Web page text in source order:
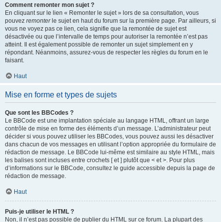
Comment remonter mon sujet ?
En cliquant sur le lien « Remonter le sujet » lors de sa consultation, vous
pouvez remonterle sujet en haut du forum sur la première page. Par ailleurs, si
vous ne voyez pas ce lien, cela signifie que la remontée de sujet est
désactivée ou que l’intervalle de temps pour autoriser la remontée n’est pas
atteint. Il est également possible de remonter un sujet simplement en y
répondant. Néanmoins, assurez-vous de respecter les règles du forum en le
faisant.
Haut
Mise en forme et types de sujets
Que sont les BBCodes ?
Le BBCode est une implantation spéciale au langage HTML, offrant un large
contrôle de mise en forme des éléments d’un message. L’administrateur peut
décider si vous pouvez utiliser les BBCodes, vous pouvez aussi les désactiver
dans chacun de vos messages en utilisant l’option appropriée du formulaire de
rédaction de message. Le BBCode lui-même est similaire au style HTML, mais
les balises sont incluses entre crochets [ et ] plutôt que < et >. Pour plus
d’informations sur le BBCode, consultez le guide accessible depuis la page de
rédaction de message.
Haut
Puis-je utiliser le HTML ?
Non, il n’est pas possible de publier du HTML sur ce forum. La plupart des